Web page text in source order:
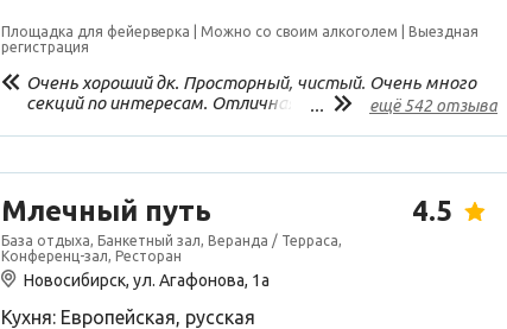
Площадка для фейерверка Можно со своим алкоголем
Выездная
регистрация
Очень хороший дк. Просторный, чистый. Очень много
секций по интересам. Отличная недорогая столовая.
... ещё 542 отзыва
Млечный путь
База отдыха, Банкетный зал, Веранда / Терраса,
Конференц-зал, Ресторан
4.5
Новосибирск, ул. Агафонова, 1а
Кухня: Европейская, русская